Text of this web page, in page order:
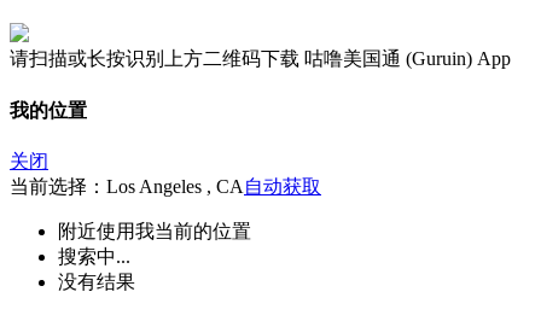
请扫描或长按识别上方二维码下载 咕噜美国通 (Guruin) App
我的位置
关闭
当前选择：Los Angeles , CA 自动获取
附近使用我当前的位置
搜索中...
没有结果